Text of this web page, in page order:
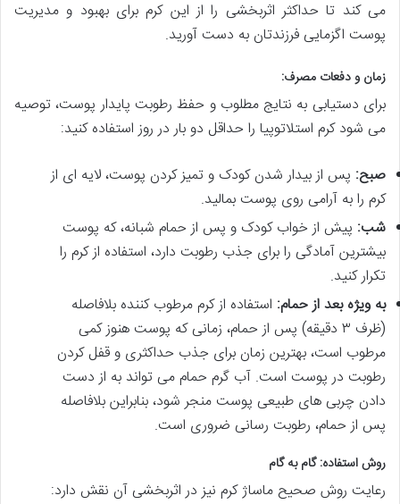
می کند تا حداکثر اثربخشی را از این کرم برای بهبود و مدیریت
پوست اگزمایی فرزندتان به دست آورید.
زمان و دفعات مصرف:
برای دستیابی به نتایج مطلوب و حفظ رطوبت پایدار پوست، توصیه
می شود کرم استلاتوپیا را حداقل دو بار در روز استفاده کنید:
صبح: پس از بیدار شدن کودک و تمیز کردن پوست، لایه ای از
کرم را به آرامی روی پوست بمالید.
شب: پیش از خواب کودک و پس از حمام شبانه، که پوست
بیشترین آمادگی را برای جذب رطوبت دارد، استفاده از کرم را
تکرار کنید.
به ویژه بعد از حمام: استفاده از کرم مرطوب کننده بلافاصله
(ظرف ۳ دقیقه) پس از حمام، زمانی که پوست هنوز کمی
مرطوب است، بهترین زمان برای جذب حداکثری و قفل کردن
رطوبت در پوست است. آب گرم حمام می تواند به از دست
دادن چربی های طبیعی پوست منجر شود، بنابراین بلافاصله
پس از حمام، رطوبت رسانی ضروری است.
روش استفاده: گام به گام
رعایت روش صحیح ماساژ کرم نیز در اثربخشی آن نقش دارد: